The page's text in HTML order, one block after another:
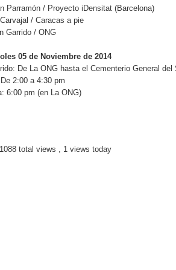
Parramón / Proyecto iDensitat (Barcelona)
/ Caracas a pie
Garrido / ONG
05 de Noviembre de 2014
De La ONG hasta el Cementerio General del
2:00 a 4:30 pm
6:00 pm (en La ONG)
1088 total views , 1 views today